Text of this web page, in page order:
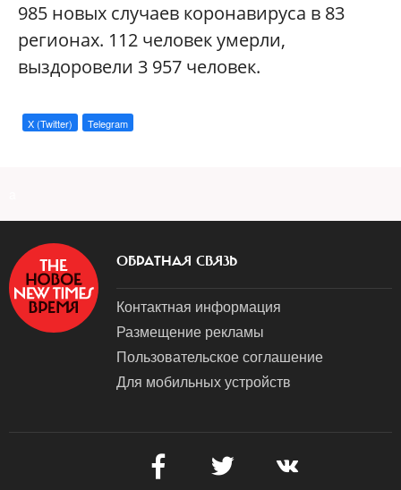
985 новых случаев коронавируса в 83
регионах. 112 человек умерли,
выздоровели 3 957 человек.
X (Twitter) Telegram
ОБРАТНАЯ СВЯЗЬ
Контактная информация
Размещение рекламы
Пользовательское соглашение
Для мобильных устройств